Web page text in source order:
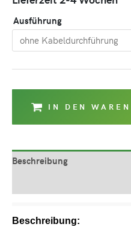
Ausführung
IN DEN
Beschreibung
Beschreibung: